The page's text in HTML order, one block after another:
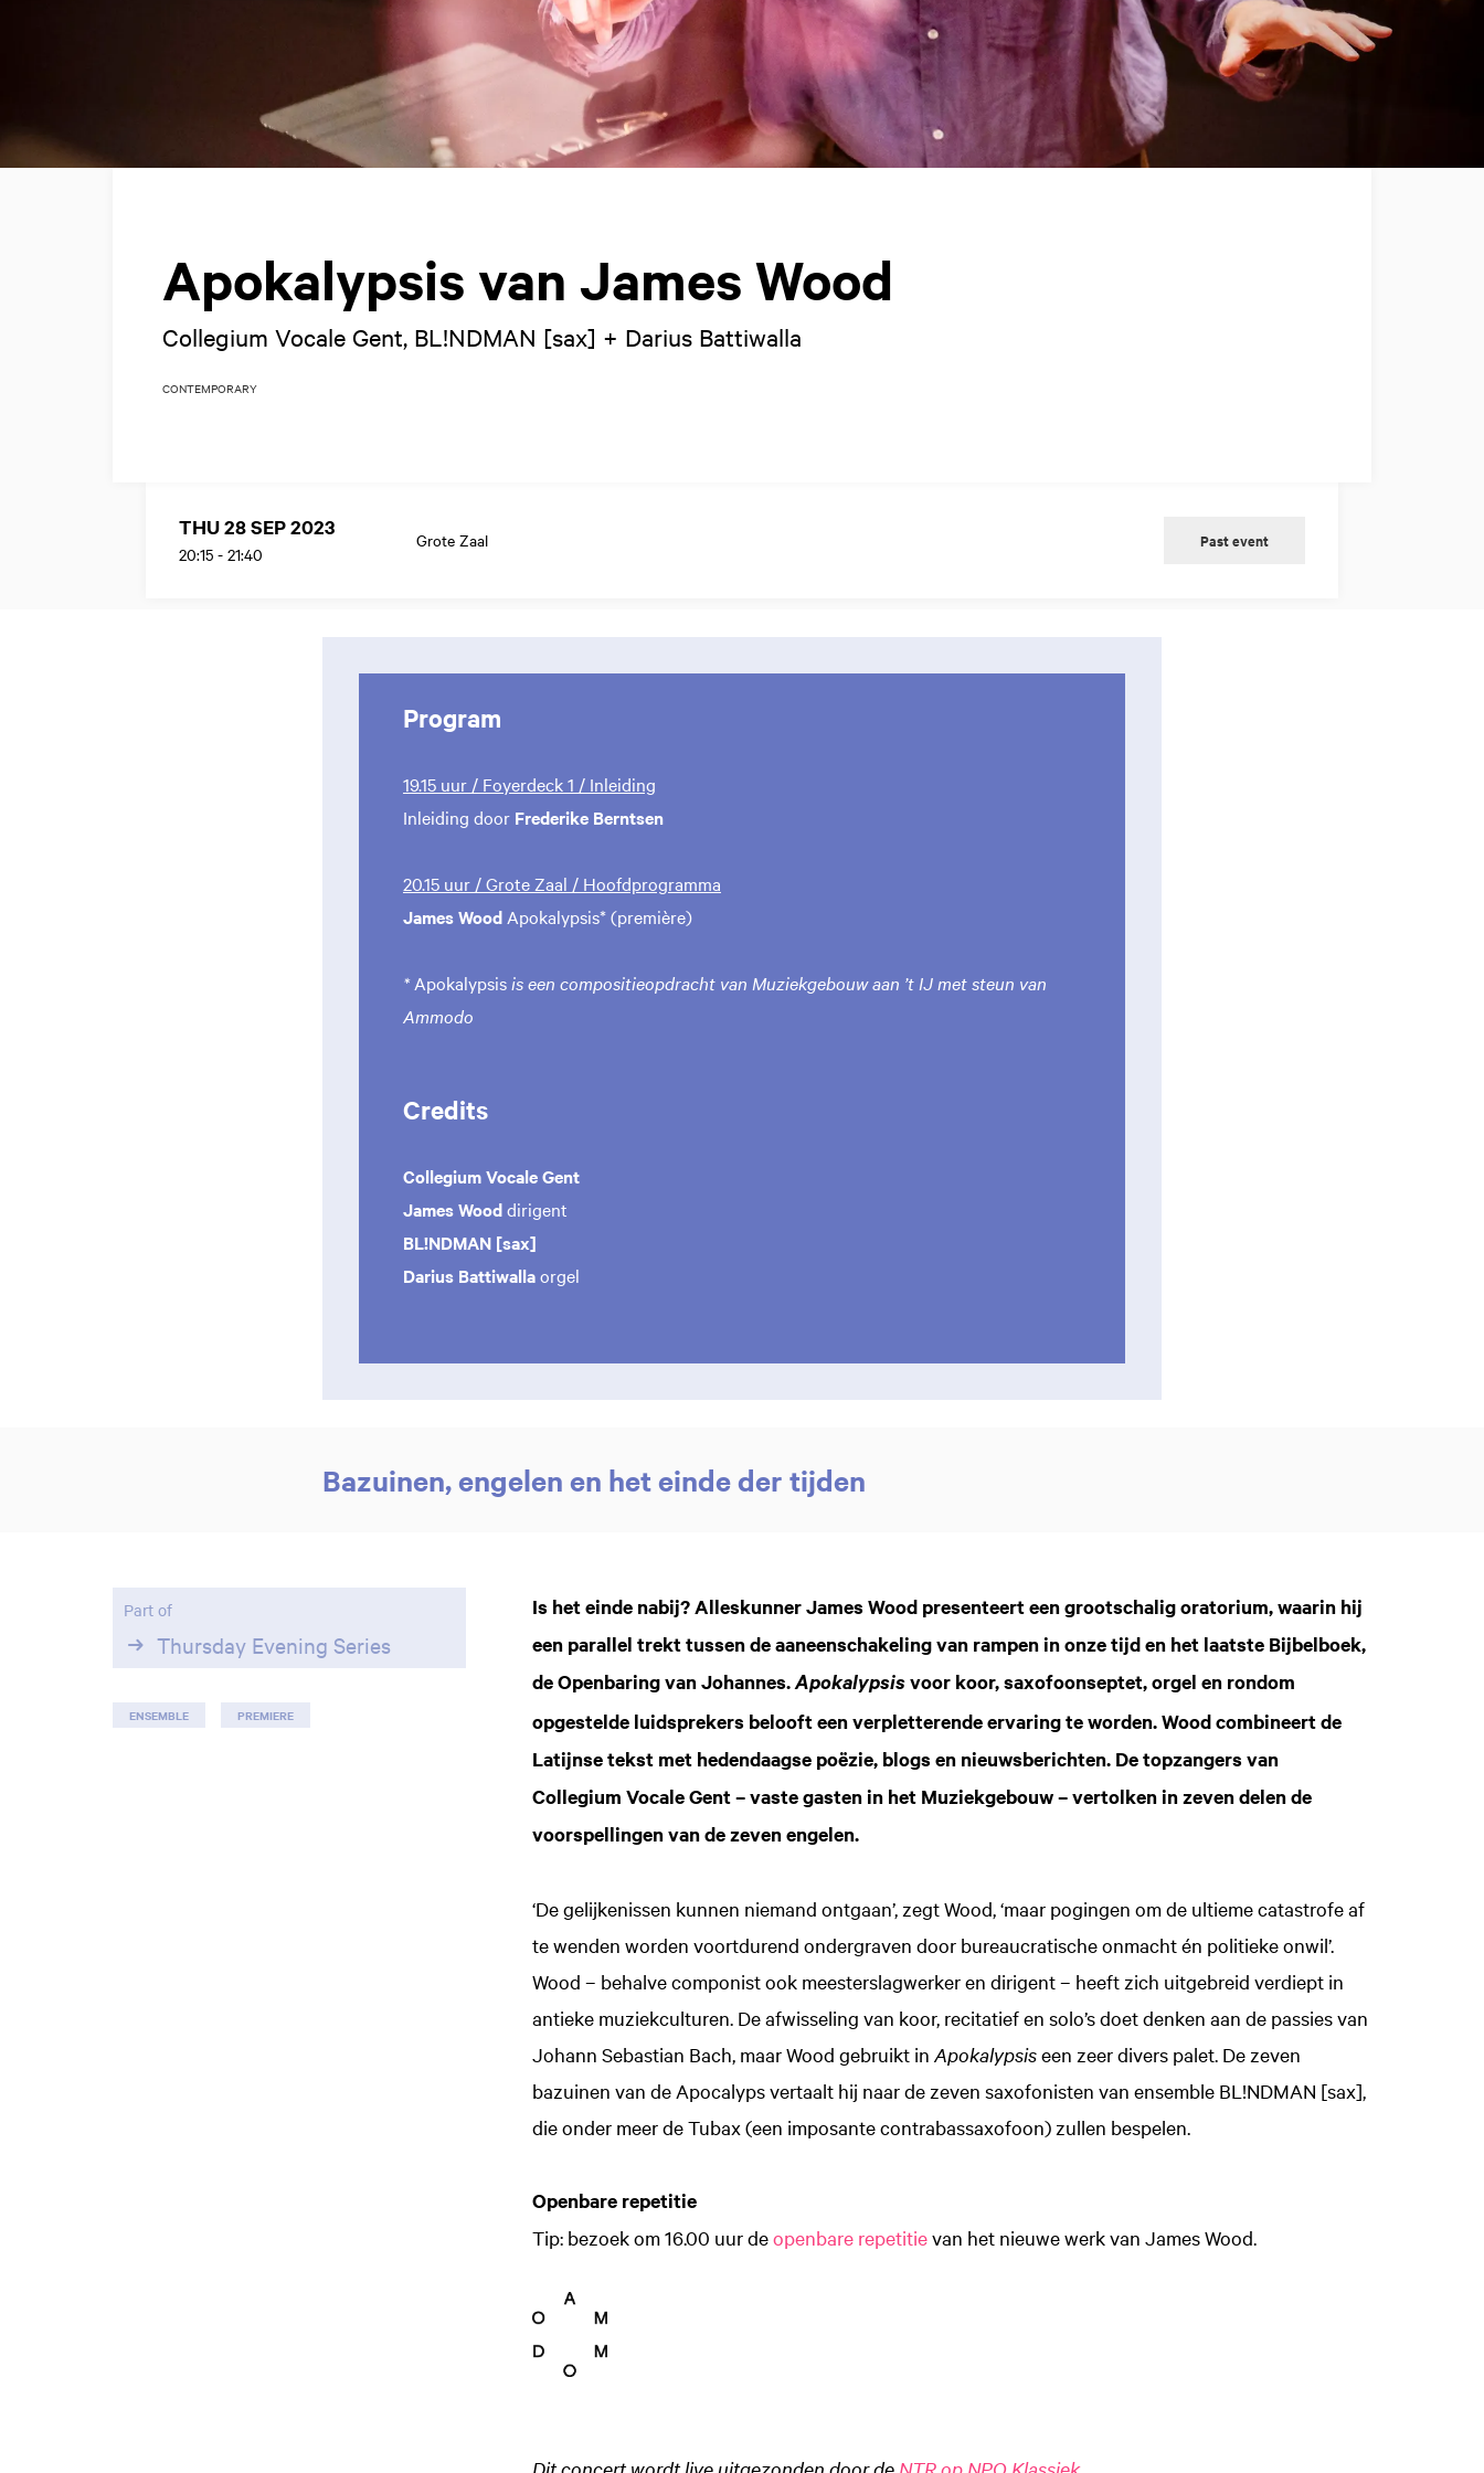
Apokalypsis van James Wood
Collegium Vocale Gent, BL!NDMAN [sax] + Darius Battiwalla
CONTEMPORARY
THU 28 SEP 2023
20:15 - 21:40
Grote Zaal Past event
Program
19.15 uur / Foyerdeck 1 / Inleiding
Inleiding door Frederike Berntsen
20.15 uur / Grote Zaal / Hoofdprogramma
James Wood Apokalypsis* (première)
*Apokalypsisis een compositieopdracht van Muziekgebouw aan ’t IJ met steun van
Ammodo
Credits
Collegium Vocale Gent
James Wooddirigent
BL!NDMAN [sax]
Darius Battiwallaorgel
Bazuinen, engelen en het einde der tijden
Is het einde nabij? Alleskunner James Wood presenteert een grootschalig oratorium, waarin hij
een parallel trekt tussen de aaneenschakeling van rampen in onze tijd en het laatste Bijbelboek,
de Openbaring van Johannes.Apokalypsisvoor koor, saxofoonseptet, orgel en rondom
opgestelde luidsprekers belooft een verpletterende ervaring te worden. Wood combineert de
Latijnse tekst met hedendaagse poëzie, blogs en nieuwsberichten. De topzangers van
Collegium Vocale Gent – vaste gasten in het Muziekgebouw – vertolken in zeven delen de
voorspellingen van de zeven engelen.
‘De gelijkenissen kunnen niemand ontgaan’, zegt Wood, ‘maar pogingen om de ultieme catastrofe af
te wenden worden voortdurend ondergraven door bureaucratische onmacht én politieke onwil’.
Wood – behalve componist ook meesterslagwerker en dirigent – heeft zich uitgebreid verdiept in
antieke muziekculturen. De afwisseling van koor, recitatief en solo’s doet denken aan de passies van
Johann Sebastian Bach, maar Wood gebruikt in Apokalypsiseen zeer divers palet. De zeven
bazuinen van de Apocalyps vertaalt hij naar de zeven saxofonisten van ensemble BL!NDMAN [sax],
die onder meer de Tubax (een imposante contrabassaxofoon) zullen bespelen.
Openbare repetitie
Tip: bezoek om 16.00 uur deopenbare repetitievan het nieuwe werk van James Wood.
Part of
Thursday Evening Series
ENSEMBLE PREMIERE